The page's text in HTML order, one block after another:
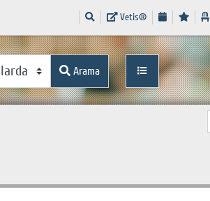
Vetis®
Arama